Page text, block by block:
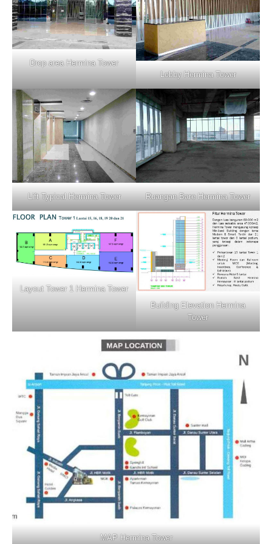
Drop area Hermina Tower
Lobby Hermina Tower
Lift Typical Hermina Tower Ruangan Bare Hermina Tower
Layout Tower 1 Hermina Tower
Building Elevation Hermina
Tower
MAP Hermina Tower